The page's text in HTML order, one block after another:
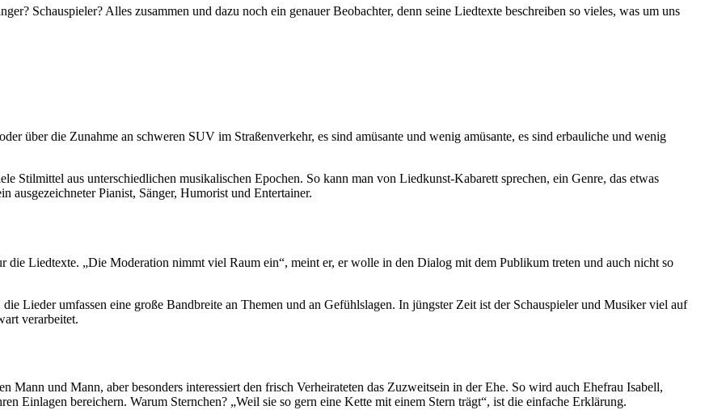
Schauspieler? Alles zusammen und dazu noch ein genauer Beobachter, denn seine Liedtexte beschreiben so vieles, was um uns
über die Zunahme an schweren SUV im Straßenverkehr, es sind amüsante und wenig amüsante, es sind erbauliche und wenig
Stilmittel aus unterschiedlichen musikalischen Epochen. So kann man von Liedkunst-Kabarett sprechen, ein Genre, das etwas
ausgezeichneter Pianist, Sänger, Humorist und Entertainer.
die Liedtexte. „Die Moderation nimmt viel Raum ein“, meint er, er wolle in den Dialog mit dem Publikum treten und auch nicht so
Lieder umfassen eine große Bandbreite an Themen und an Gefühlslagen. In jüngster Zeit ist der Schauspieler und Musiker viel auf
verarbeitet.
Mann und Mann, aber besonders interessiert den frisch Verheirateten das Zuzweitsein in der Ehe. So wird auch Ehefrau Isabell,
Einlagen bereichern. Warum Sternchen? „Weil sie so gern eine Kette mit einem Stern trägt“, ist die einfache Erklärung.